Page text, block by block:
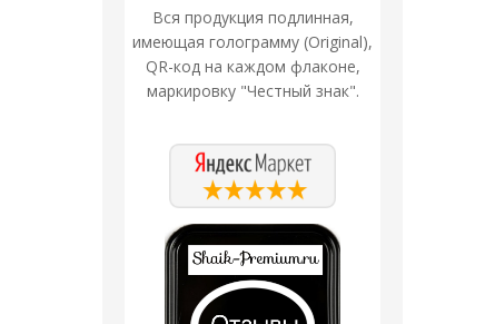
Вся продукция подлинная,
имеющая голограмму (Original),
QR-код на каждом флаконе,
маркировку "Честный знак".